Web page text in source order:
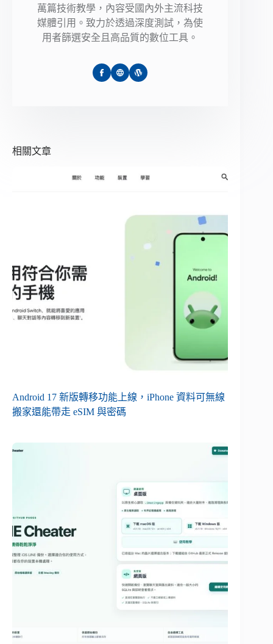
萬篇技術教學，內容受國內外主流科技
媒體引用。致力於透過深度測試，為使
用者篩選安全且高品質的數位工具。
相關文章
Android 17 新版轉移功能上線，iPhone 資料可無線
搬家還能帶走 eSIM 與密碼